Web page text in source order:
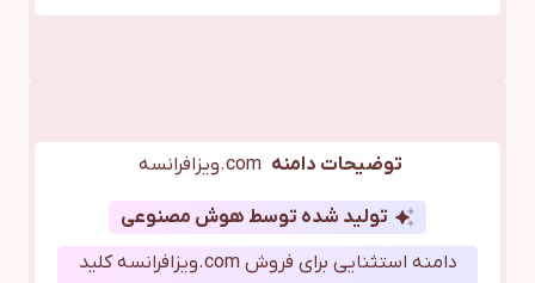
توضیحات دامنه com.ویزافرانسه
تولید شده توسط هوش مصنوعی
دامنه استثنایی برای فروش com.ویزافرانسه کلید